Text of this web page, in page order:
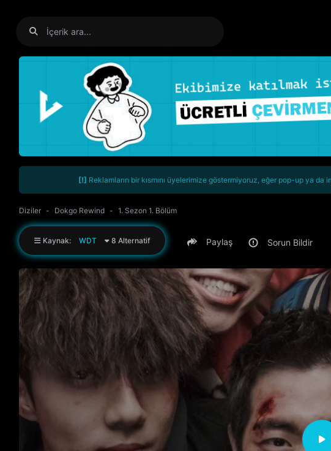
[!] Reklamların bir kısmını üyelerimize göstermiyoruz, eğer pop-up ya
Diziler Dokgo Rewind 1. Sezon 1. Bölüm
Kaynak: WDT 8 Alternatif Paylaş Sorun Bildir